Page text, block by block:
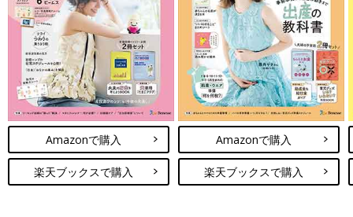
Amazonで購入
楽天ブックスで購入
Amazonで購入
楽天ブックスで購入